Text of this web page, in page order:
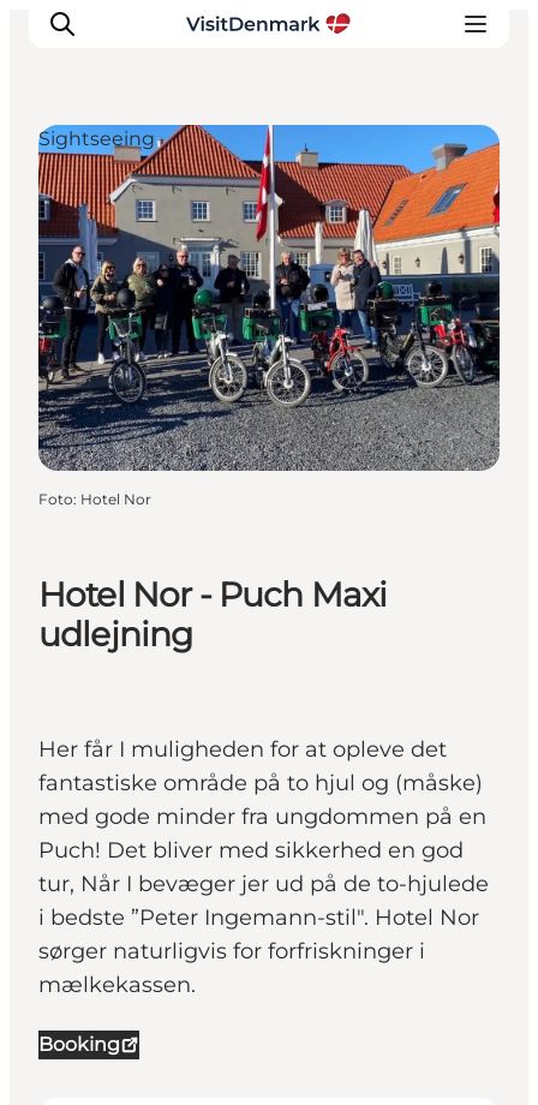
Inspiratie
Bestemmingen
Wat te doen
Accommodaties
Plan je reis
Hotel Nor - Puch Maxi
udlejning
Her får I muligheden for at opleve det
fantastiske område på to hjul og (måske)
med gode minder fra ungdommen på en
Puch! Det bliver med sikkerhed en god
tur, Når I bevæger jer ud på de to-hjulede
i bedste ”Peter Ingemann-stil". Hotel Nor
sørger naturligvis for forfriskninger i
mælkekassen.
Booking
Sightseeing
Foto: Hotel Nor